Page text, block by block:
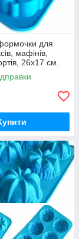
для
мафінів,
26х17 см.